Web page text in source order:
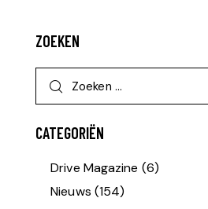
ZOEKEN
CATEGORIËN
Drive Magazine (6)
Nieuws (154)